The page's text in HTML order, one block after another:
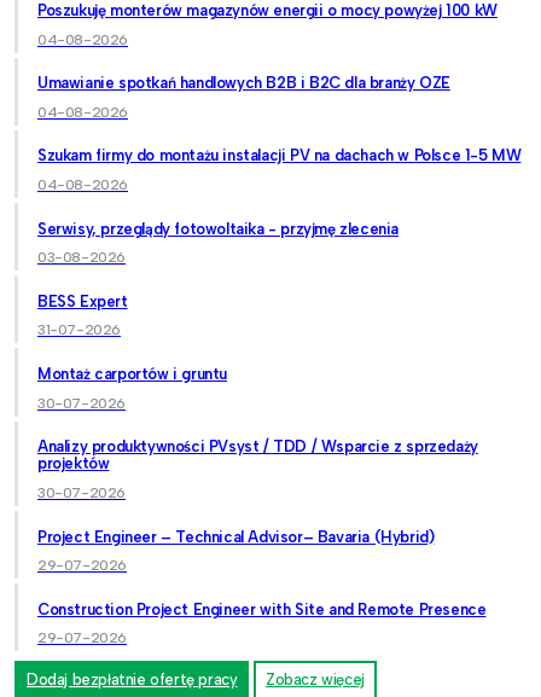
Poszukuję monterów magazynów energii o mocy powyżej 100 kW
04-08-2026
Umawianie spotkań handlowych B2B i B2C dla branży OZE
04-08-2026
Szukam firmy do montażu instalacji PV na dachach w Polsce 1-5 MW
04-08-2026
Serwisy, przeglądy fotowoltaika - przyjmę zlecenia
03-08-2026
BESS Expert
31-07-2026
Montaż carportów i gruntu
30-07-2026
Analizy produktywności PVsyst / TDD / Wsparcie z sprzedaży
projektów
30-07-2026
Project Engineer – Technical Advisor– Bavaria (Hybrid)
29-07-2026
Construction Project Engineer with Site and Remote Presence
29-07-2026
Dodaj bezpłatnie ofertę pracy Zobacz więcej